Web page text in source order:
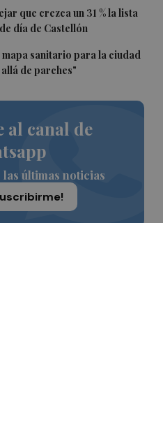
que crezca un 31 % la lista
día de Castellón
mapa sanitario para la ciudad
de parches"
al canal de
las últimas noticias